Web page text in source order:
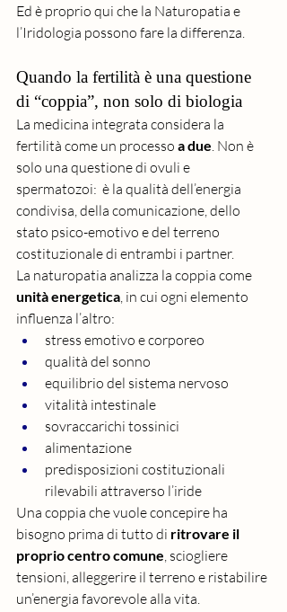
Ed è proprio qui che la Naturopatia e
l’Iridologia possono fare la differenza.
Quando la fertilità è una questione
di “coppia”, non solo di biologia
La medicina integrata considera la
fertilità come un processo a due. Non è
solo una questione di ovuli e
spermatozoi:  è la qualità dell’energia
condivisa, della comunicazione, dello
stato psico-emotivo e del terreno
costituzionale di entrambi i partner.
La naturopatia analizza la coppia come
unità energetica, in cui ogni elemento
influenza l’altro:
stress emotivo e corporeo
qualità del sonno
equilibrio del sistema nervoso
vitalità intestinale
sovraccarichi tossinici
alimentazione
predisposizioni costituzionali
rilevabili attraverso l’iride
Una coppia che vuole concepire ha
bisogno prima di tutto di ritrovare il
proprio centro comune, sciogliere
tensioni, alleggerire il terreno e ristabilire
un’energia favorevole alla vita.